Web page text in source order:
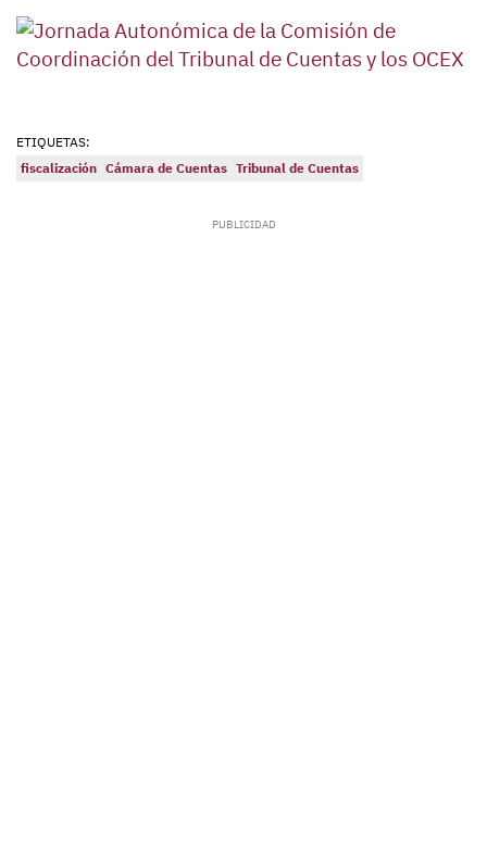
ETIQUETAS:
fiscalización Cámara de Cuentas Tribunal de Cuentas